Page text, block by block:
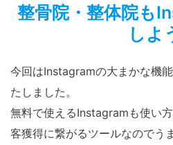
整骨院・整体院も
しよ
今回はInstagramの大まかな機
たしました。
無料で使えるInstagramも使い
客獲得に繋がるツールなのでう